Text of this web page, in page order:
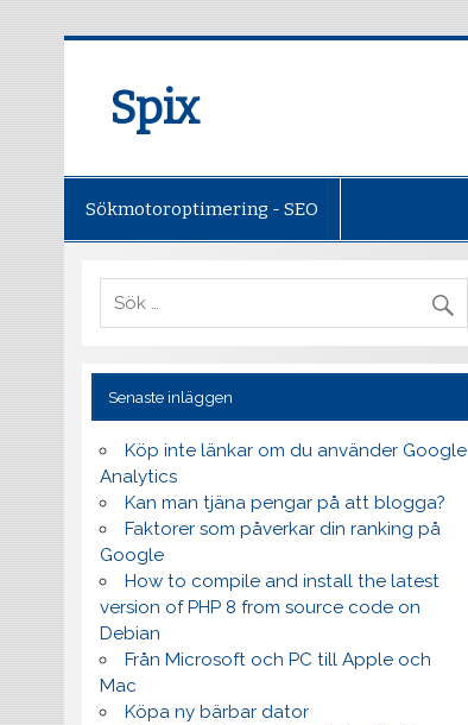
Spix
Sökmotoroptimering - SEO
Senaste inläggen
Köp inte länkar om du använder Google
Analytics
Kan man tjäna pengar på att blogga?
Faktorer som påverkar din ranking på
Google
How to compile and install the latest
version of PHP 8 from source code on
Debian
Från Microsoft och PC till Apple och
Mac
Köpa ny bärbar dator